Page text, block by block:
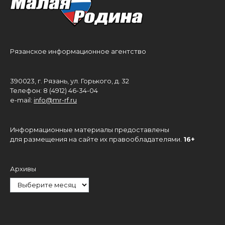
Рязанское информационное агентство
390023, г. Рязань, ул. Горького, д. 32
Телефон: 8 (4912) 46-34-04
e-mail: info@mr-rf.ru
Информационные материалы предоставлены
для размещения на сайте их правообладателями. 16+
Архивы